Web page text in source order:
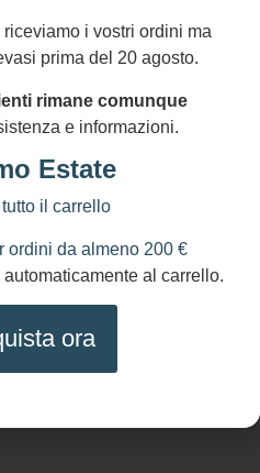
i vostri ordini ma
prima del 20 agosto.
rimane comunque
e informazioni.
Estate
il carrello
ordini da almeno 200 €
al carrello.
ora